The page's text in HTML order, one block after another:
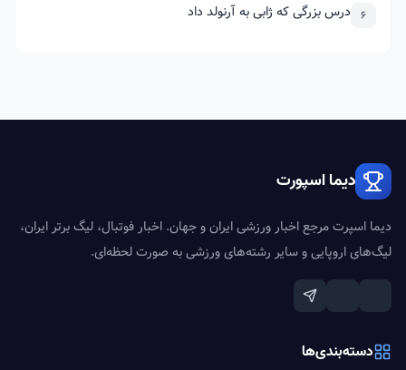
6 درس بزرگی که ژابی به آرنولد داد
دیما اسپورت
دیما اسپرت مرجع اخبار ورزشی ایران و جهان. اخبار فوتبال، لیگ برتر ایران،
لیگ‌های اروپایی و سایر رشته‌های ورزشی به صورت لحظه‌ای.
دسته‌بندی‌ها